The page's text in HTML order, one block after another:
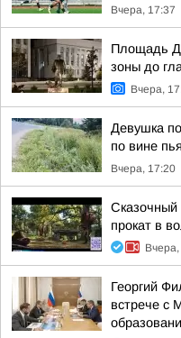
Вчера, 17:37
Площадь
зоны до
Вчера,
Девушка
по вине
Вчера, 17:20
Сказочный
прокат в
Георгий
встрече с